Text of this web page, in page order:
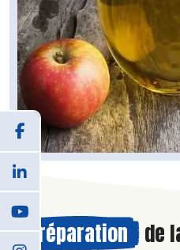
Préparation de